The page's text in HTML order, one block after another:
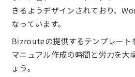
きるようデザインされており、
なっています。
Bizrouteの提供するテンプレート
マニュアル作成の時間と労力を大
ょう。